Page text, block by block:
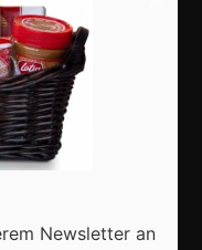
Kostüme und
Newsletter an